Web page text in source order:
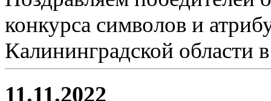
конкурса символов и
Калининградской области
11.11.2022